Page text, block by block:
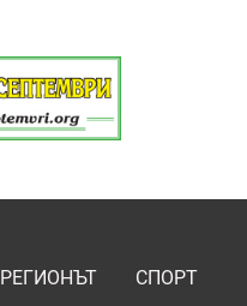
РЕГИОНЪТ
СПОРТ